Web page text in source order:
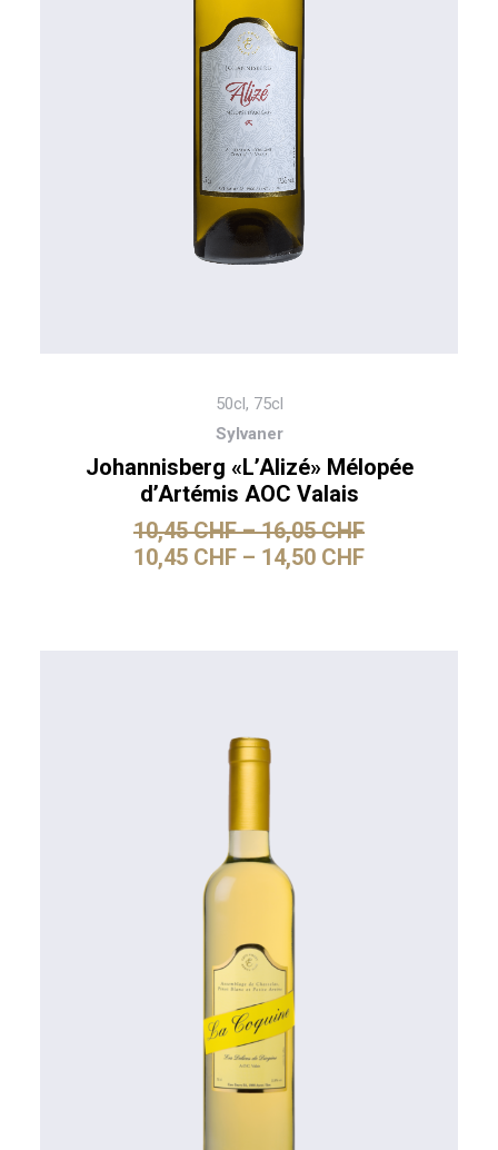
50cl, 75cl
Sylvaner
Johannisberg «L’Alizé» Mélopée
d’Artémis AOC Valais
10,45CHF–16,05CHF
10,45 CHF – 14,50 CHF